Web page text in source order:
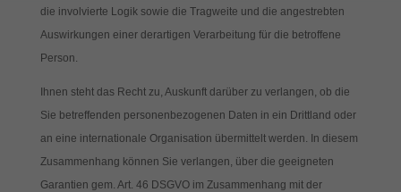
die involvierte Logik sowie die Tragweite und die angestrebten
Auswirkungen einer derartigen Verarbeitung für die betroffene
Person.
Ihnen steht das Recht zu, Auskunft darüber zu verlangen, ob die
Sie betreffenden personenbezogenen Daten in ein Drittland oder
an eine internationale Organisation übermittelt werden. In diesem
Zusammenhang können Sie verlangen, über die geeigneten
Garantien gem. Art. 46 DSGVO im Zusammenhang mit der